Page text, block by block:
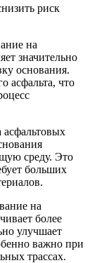
риск
на
значительно
основания.
асфальта, что
асфальтовых
среду. Это
больших
на
более
улучшает
важно при
трассах.